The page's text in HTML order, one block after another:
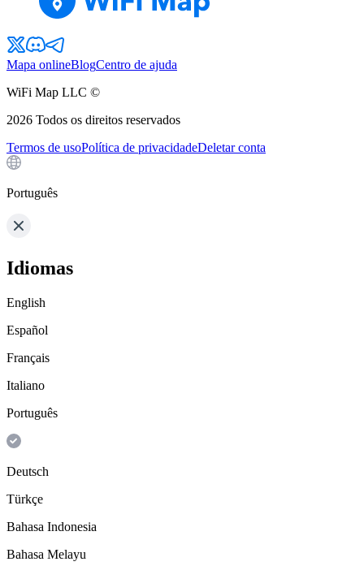
Mapa onlineBlogCentro de ajuda
WiFi Map LLC ©
2026 Todos os direitos reservados
Termos de usoPolítica de privacidadeDeletar conta
Português
Idiomas
English
Español
Français
Italiano
Português
Deutsch
Türkçe
Bahasa Indonesia
Bahasa Melayu